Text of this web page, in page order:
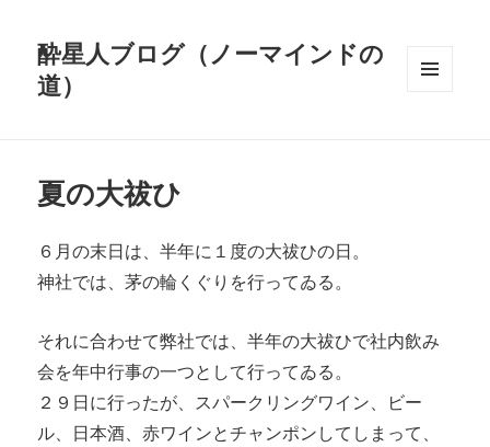
酔星人ブログ（ノーマインドの
道）
夏の大祓ひ
６月の末日は、半年に１度の大祓ひの日。
神社では、茅の輪くぐりを行ってゐる。
それに合わせて弊社では、半年の大祓ひで社内飲み
会を年中行事の一つとして行ってゐる。
２９日に行ったが、スパークリングワイン、ビー
ル、日本酒、赤ワインとチャンポンしてしまって、